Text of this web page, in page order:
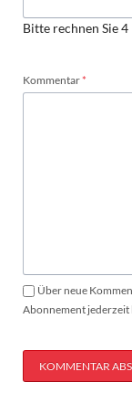
Bitte rechnen Sie 4
Pflichtfeld
Kommentar*
Über neue
Abonnement jederzeit
KOMMENTAR